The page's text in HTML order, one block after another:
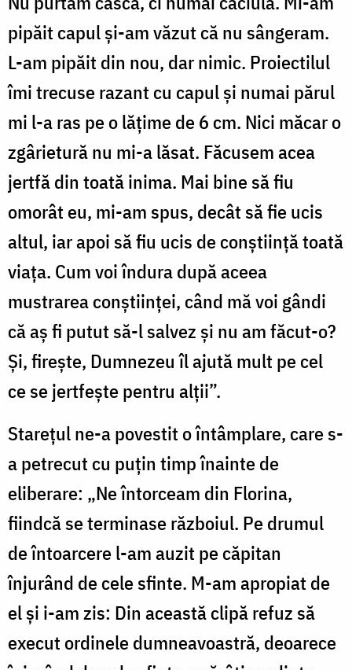
pipăit capul și-am văzut că nu sângeram.
L-am pipăit din nou, dar nimic. Proiectilul
îmi trecuse razant cu capul și numai părul
mi l-a ras pe o lățime de 6 cm. Nici măcar o
zgârietură nu mi-a lăsat. Făcusem acea
jertfă din toată inima. Mai bine să fiu
omorât eu, mi-am spus, decât să fie ucis
altul, iar apoi să fiu ucis de conștiință toată
viața. Cum voi îndura după aceea
mustrarea conștiinței, când mă voi gândi
că aș fi putut să-l salvez și nu am făcut-o?
Și, firește, Dumnezeu îl ajută mult pe cel
ce se jertfește pentru alții”.
Starețul ne-a povestit o întâmplare, care s-
a petrecut cu puțin timp înainte de
eliberare: „Ne întorceam din Florina,
fiindcă se terminase războiul. Pe drumul
de întoarcere l-am auzit pe căpitan
înjurând de cele sfinte. M-am apropiat de
el și i-am zis: Din această clipă refuz să
execut ordinele dumneavoastră, deoarece